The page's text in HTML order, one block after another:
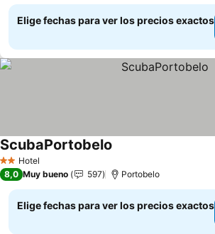
Elige fechas para ver los precios exactos
2 Estrellas
Hotel
ScubaPortobelo
8,0 Muy bueno 597 Portobelo
Elige fechas para ver los precios exactos